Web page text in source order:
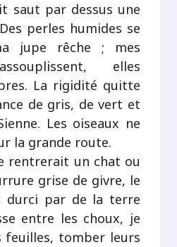
saut par dessus une
perles humides se
jupe rêche ; mes
elles
La rigidité quitte
de gris, de vert et
Les oiseaux ne
la grande route.
rentrerait un chat ou
grise de givre, le
durci par de la terre
entre les choux, je
feuilles, tomber leurs